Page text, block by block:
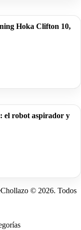
Hoka Clifton 10,
el robot aspirador y
© 2026. Todos